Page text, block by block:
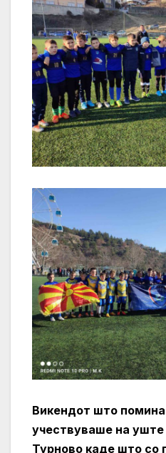
Викендот што
учествуваше на
Турново каде што со